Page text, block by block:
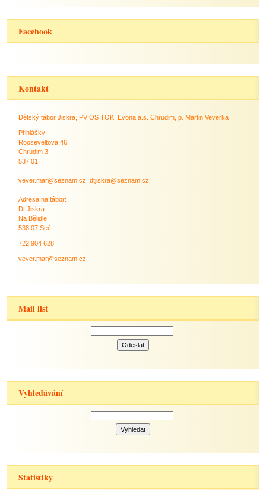
Facebook
Kontakt
Dětský tábor Jiskra, PV OS TOK, Evona a.s. Chrudim, p. Martin Veverka
Přihlášky:
Rooseveltova 46
Chrudim 3
537 01
vever.mar@seznam.cz, dtjiskra@seznam.cz
Adresa na tábor:
Dt Jiskra
Na Bělidle
538 07 Seč
722 904 628
vever.mar@seznam.cz
Mail list
Vyhledávání
Statistiky